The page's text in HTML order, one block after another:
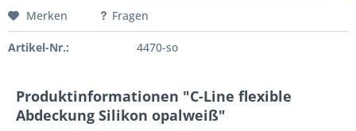
Merken Fragen
Artikel-Nr.: 4470-so
Produktinformationen "C-Line flexible
Abdeckung Silikon opalweiß"